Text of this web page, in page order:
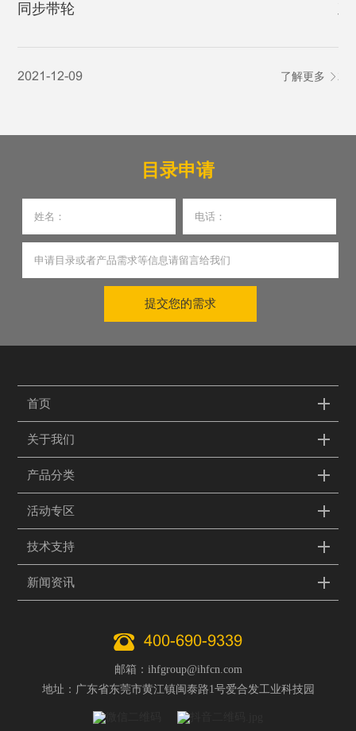
同步带轮
2021-12-09 了解更多
目录申请
提交您的需求
首页
关于我们
产品分类
活动专区
技术支持
新闻资讯
400-690-9339
邮箱：ihfgroup@ihfcn.com
地址：广东省东莞市黄江镇闽泰路1号爱合发工业科技园